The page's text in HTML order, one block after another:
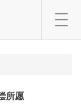
所愿